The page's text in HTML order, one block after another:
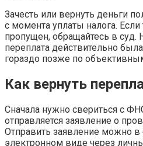
Зачесть или вернуть деньги
с момента уплаты налога. Если
пропущен, обращайтесь в суд.
переплата действительно
гораздо позже по
Как вернуть
Сначала нужно свериться с
отправляется заявление о
Отправить заявление можно
электронном виде через